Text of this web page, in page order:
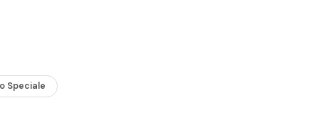
Speciale